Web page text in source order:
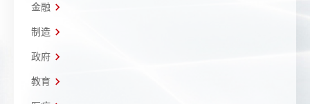
金融
制造
政府
教育